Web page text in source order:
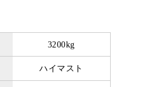
3200kg
ハイマスト